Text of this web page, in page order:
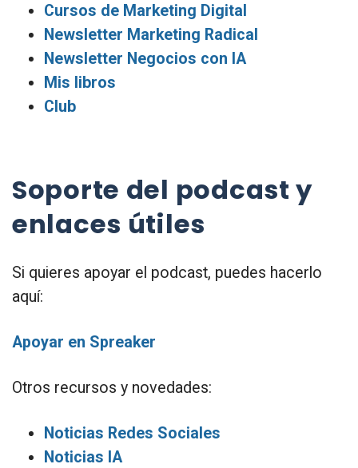
Cursos de Marketing Digital
Newsletter Marketing Radical
Newsletter Negocios con IA
Mis libros
Club
Soporte del podcast y
enlaces útiles
Si quieres apoyar el podcast, puedes hacerlo
aquí:
Apoyar en Spreaker
Otros recursos y novedades:
Noticias Redes Sociales
Noticias IA